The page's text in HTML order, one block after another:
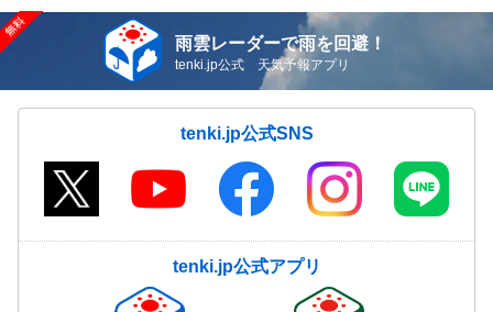
雨雲レーダーで雨を回避！
tenki.jp公式 天気予報アプリ
tenki.jp公式SNS
tenki.jp公式アプリ